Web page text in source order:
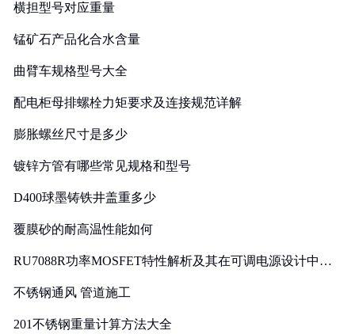
横担型号对应重量
锰矿石产品化合水含量
曲臂车规格型号大全
配电柜母排螺栓力矩要求及连接规范详解
膨胀螺丝尺寸是多少
镀锌方管有哪些常见规格和型号
D400球墨铸铁井盖重多少
覆膜砂的耐高温性能如何
RU7088R功率MOSFET特性解析及其在可调电源设计中的
不锈钢通风 管道施工
201不锈钢重量计算方法大全